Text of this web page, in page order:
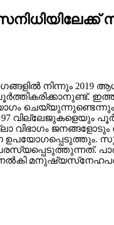
നിന്നും
വില്ലേജുകളെയും
ജനങ്ങളോടും
നൽകി